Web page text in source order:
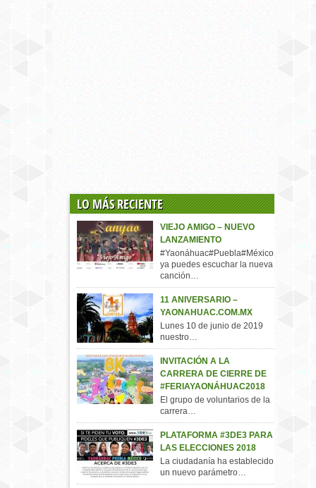
LO MÁS RECIENTE
VIEJO AMIGO – NUEVO
LANZAMIENTO
#Yaonáhuac#Puebla#México,
ya puedes escuchar la nueva
canción…
11 ANIVERSARIO –
YAONAHUAC.COM.MX
Lunes 10 de junio de 2019
nuestro…
INVITACIÓN A LA
CARRERA DE CIERRE DE
#FERIAYAONÁHUAC2018
El grupo de voluntarios de la
carrera…
PLATAFORMA #3DE3 PARA
LAS ELECCIONES 2018
La ciudadanía ha establecido
un nuevo parámetro…